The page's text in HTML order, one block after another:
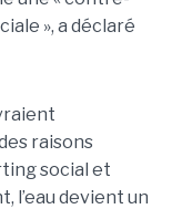
», a déclaré
raisons
social et
l’eau devient un